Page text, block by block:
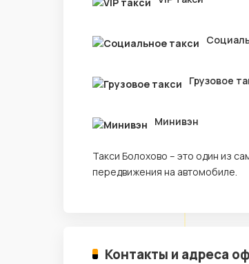
Грузовое
Минивэн
Такси Болохово – это один из
передвижения на автомобиле.
Контакты и адреса